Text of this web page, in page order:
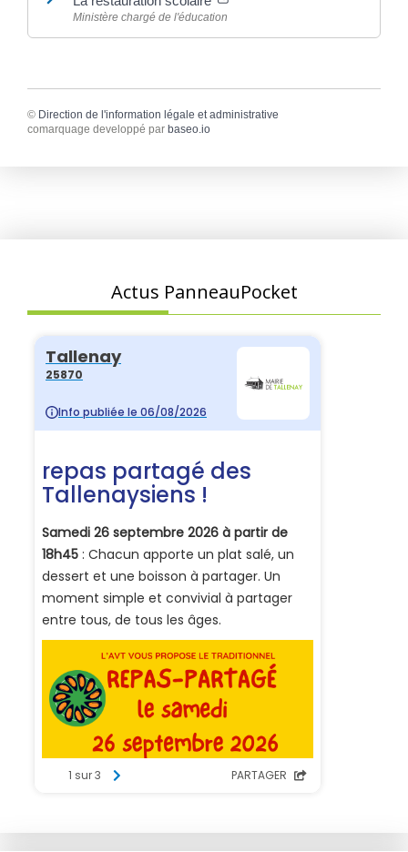
Ministère chargé de l'éducation
© Direction de l'information légale et administrative
comarquage developpé par baseo.io
Actus PanneauPocket